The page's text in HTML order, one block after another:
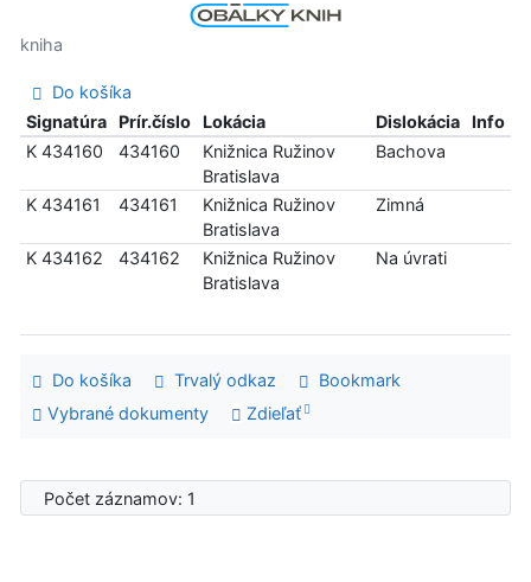
kniha
Do košíka
Signatúra
Prír.číslo Lokácia Dislokácia
Info
K 434160
434160
Knižnica Ružinov
Bratislava
Bachova
K 434161 434161
Knižnica Ružinov
Bratislava
Zimná
K 434162 434162
Knižnica Ružinov
Bratislava
Na úvrati
Do košíka Trvalý odkaz
Bookmark
Vybrané dokumenty
Zdieľať
Počet záznamov: 1